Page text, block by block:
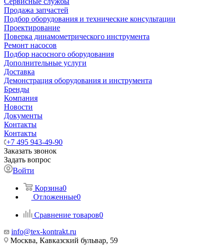
Продажа запчастей
Подбор оборудования и технические консультации
Проектирование
Поверка динамометрического инструмента
Ремонт насосов
Подбор насосного оборудования
Дополнительные услуги
Доставка
Демонстрация оборудования и инструмента
Бренды
Компания
Новости
Документы
Контакты
Контакты
+7 495 943-49-90
Заказать звонок
Задать вопрос
Войти
Корзина0
Отложенные0
Сравнение товаров0
info@tex-kontrakt.ru
Москва, Кавказский бульвар, 59